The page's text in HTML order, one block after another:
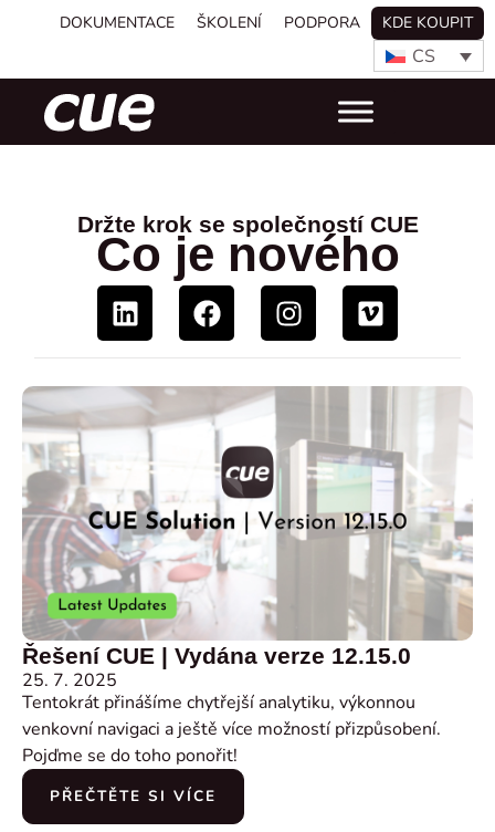
DOKUMENTACE ŠKOLENÍ PODPORA KDE KOUPIT
CS
Držte krok se společností CUE
Co je nového
Řešení CUE | Vydána verze 12.15.0
25. 7. 2025
Tentokrát přinášíme chytřejší analytiku, výkonnou
venkovní navigaci a ještě více možností přizpůsobení.
Pojďme se do toho ponořit!
PŘEČTĚTE SI VÍCE